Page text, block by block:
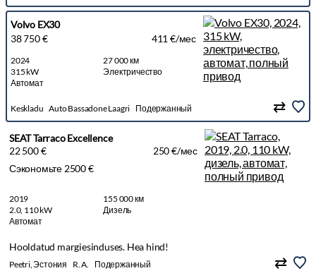
Volvo EX30
38 750 €
411 €/мес
2024
27 000 км
315 kW
Электричество
Автомат
Keskladu Auto Bassadone Laagri Подержанный
SEAT Tarraco Excellence
22 500 €
250 €/мес
Сэкономьте 2500 €
2019
155 000 км
2.0, 110 kW
Дизель
Автомат
Hooldatud margiesinduses. Hea hind!
Peetri, Эстония R. A. Подержанный